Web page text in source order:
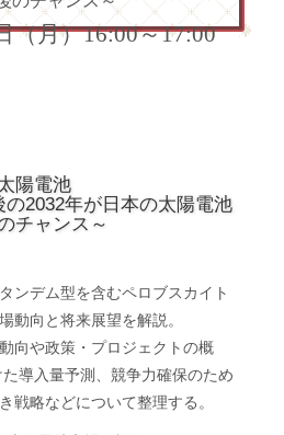
（月）16:00～17:00
陽電池
の2032年が日本の太陽電池
チャンス～
ンデム型を含むペロブスカイト
動向と将来展望を解説。
向や政策・プロジェクトの概
導入量予測、競争力確保のため
戦略などについて整理する。